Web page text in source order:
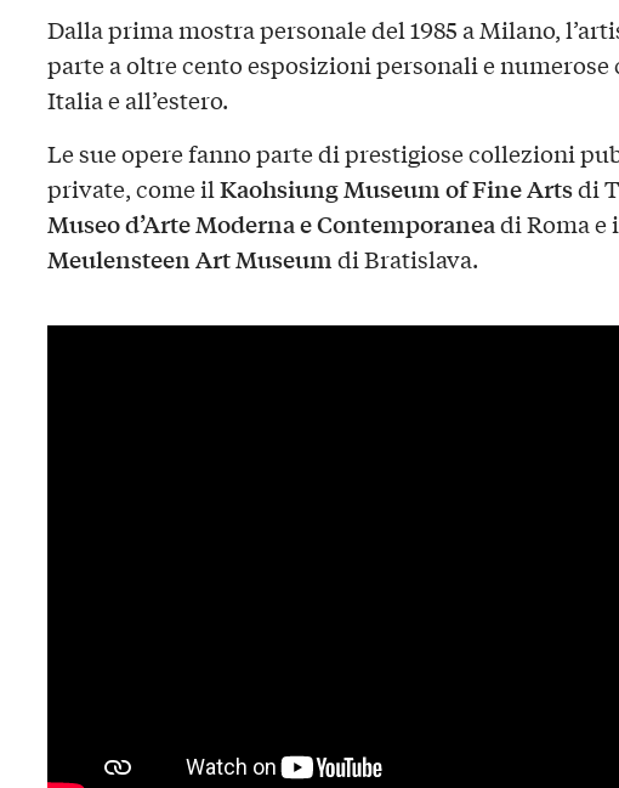
Dalla prima mostra personale del 1985 a Milano,
parte a oltre cento esposizioni personali e
Italia e all’estero.
Le sue opere fanno parte di prestigiose collezioni
private, come ilKaohsiung Museum of Fine Artsdi
Museo d’Arte Moderna e Contemporaneadi Roma e
Meulensteen Art Museumdi Bratislava.